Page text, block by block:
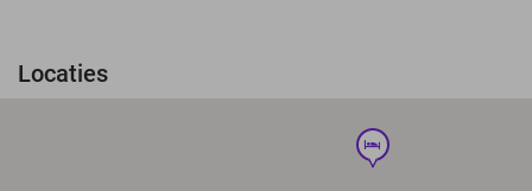
Locaties
hotel